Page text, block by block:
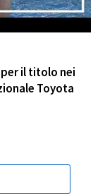
il titolo nei
Toyota